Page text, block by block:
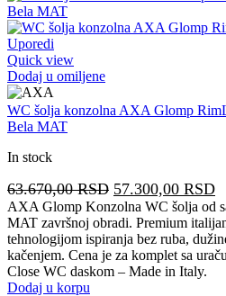
Uporedi
Quick view
Dodaj u omiljene
WC šolja konzolna AXA Glomp
Bela MAT
In stock
63.670,00RSD Originalna
cena
je
bila:
63.670,00 RSD.
57.300,00 RSD
AXA Glomp Konzolna WC šolja od
MAT završnoj obradi. Premium
tehnologijom ispiranja bez ruba,
kačenjem. Cena je za komplet sa
Close WC daskom – Made in Italy.
Dodaj u korpu